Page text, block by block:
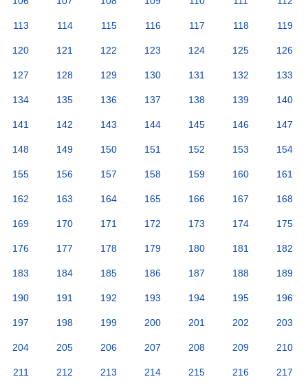
113 114 115 116 117 118 119
120 121 122 123 124 125 126
127 128 129 130 131 132 133
134 135 136 137 138 139 140
141 142 143 144 145 146 147
148 149 150 151 152 153 154
155 156 157 158 159 160 161
162 163 164 165 166 167 168
169 170 171 172 173 174 175
176 177 178 179 180 181 182
183 184 185 186 187 188 189
190 191 192 193 194 195 196
197 198 199 200 201 202 203
204 205 206 207 208 209 210
211 212 213 214 215 216 217